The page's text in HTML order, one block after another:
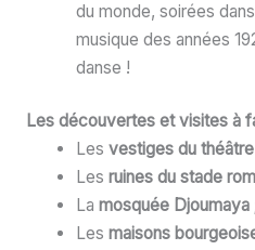
du monde, soirées
musique des années
danse !
Les découvertes et visites à
Lesvestiges du
Lesruines du stade
Lamosquée Djoumaya
Lesmaisons